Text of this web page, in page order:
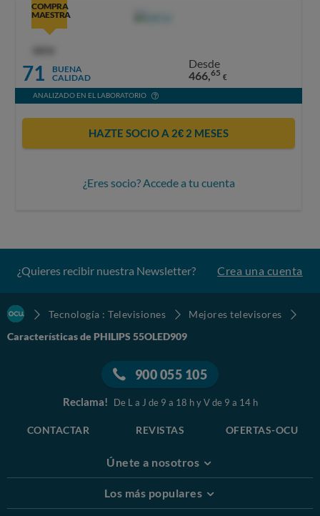
COMPRA
MAESTRA
71
BUENA
CALIDAD
Desde
466,65 €
ANALIZADO EN EL LABORATORIO
HAZTE SOCIO A 2€ 2 MESES
¿Eres socio? Accede a tu cuenta
¿Quieres recibir nuestra Newsletter? Crea una cuenta
Tecnología : Televisiones
Mejores televisores
Características de PHILIPS 55OLED909
900 055 105
Reclama! De L a J de 9 a 18 h y V de 9 a 14 h
CONTACTAR REVISTAS OFERTAS-OCU
Únete a nosotros
Los más populares